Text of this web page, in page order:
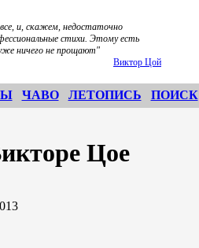
и, скажем, недостаточно
стихи. Этому есть
ничего не прощают"
Виктор Цой
ЧАВО ЛЕТОПИСЬ ПОИСК
Цое